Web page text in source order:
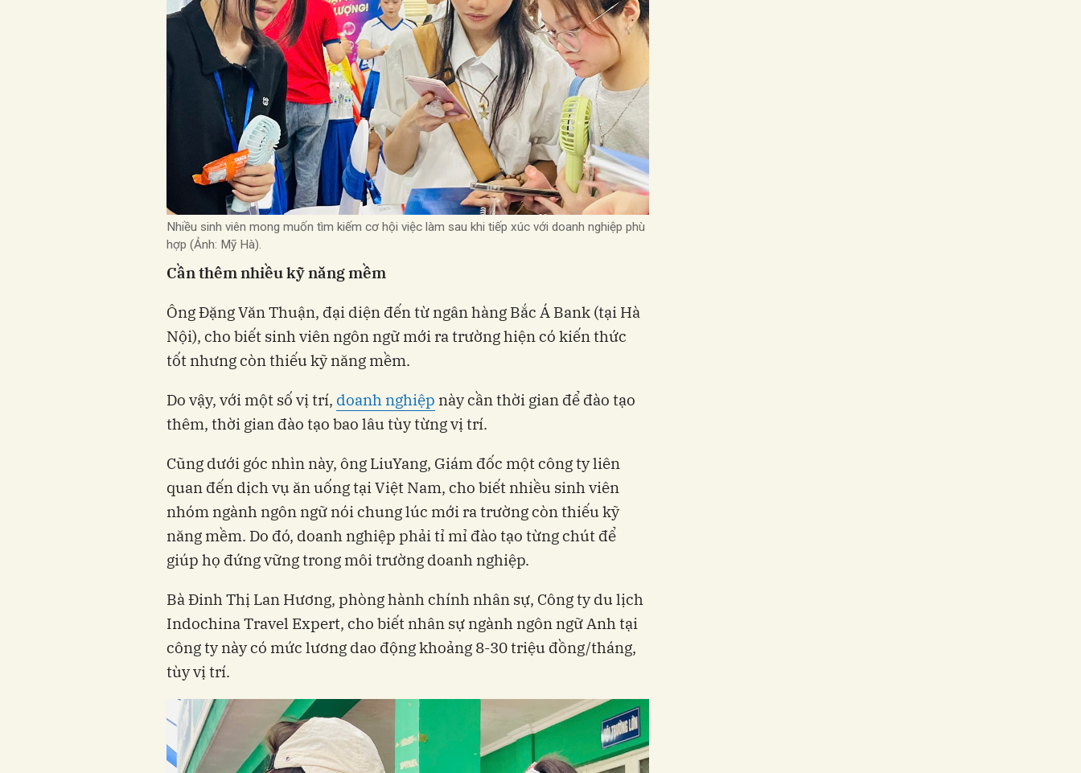
Nhiều sinh viên mong muốn tìm kiếm cơ hội việc làm sau khi tiếp xúc với doanh nghiệp phù
hợp (Ảnh: Mỹ Hà).
Cần thêm nhiều kỹ năng mềm
Ông Đặng Văn Thuận, đại diện đến từ ngân hàng Bắc Á Bank (tại Hà
Nội), cho biết sinh viên ngôn ngữ mới ra trường hiện có kiến thức
tốt nhưng còn thiếu kỹ năng mềm.
Do vậy, với một số vị trí, doanh nghiệp này cần thời gian để đào tạo
thêm, thời gian đào tạo bao lâu tùy từng vị trí.
Cũng dưới góc nhìn này, ông LiuYang, Giám đốc một công ty liên
quan đến dịch vụ ăn uống tại Việt Nam, cho biết nhiều sinh viên
nhóm ngành ngôn ngữ nói chung lúc mới ra trường còn thiếu kỹ
năng mềm. Do đó, doanh nghiệp phải tỉ mỉ đào tạo từng chút để
giúp họ đứng vững trong môi trường doanh nghiệp.
Bà Đinh Thị Lan Hương, phòng hành chính nhân sự, Công ty du lịch
Indochina Travel Expert, cho biết nhân sự ngành ngôn ngữ Anh tại
công ty này có mức lương dao động khoảng 8-30 triệu đồng/tháng,
tùy vị trí.